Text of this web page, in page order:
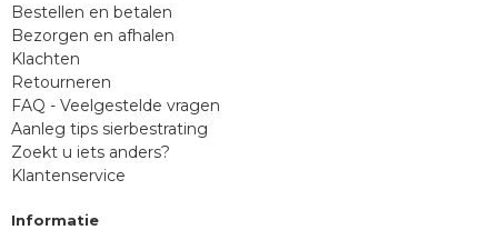
Bestellen en betalen
Bezorgen en afhalen
Klachten
Retourneren
FAQ - Veelgestelde vragen
Aanleg tips sierbestrating
Zoekt u iets anders?
Klantenservice
Informatie